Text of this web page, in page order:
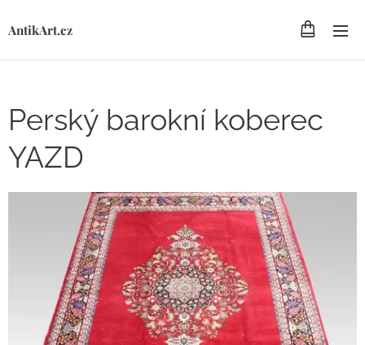
AntikArt.cz
Perský barokní koberec
YAZD